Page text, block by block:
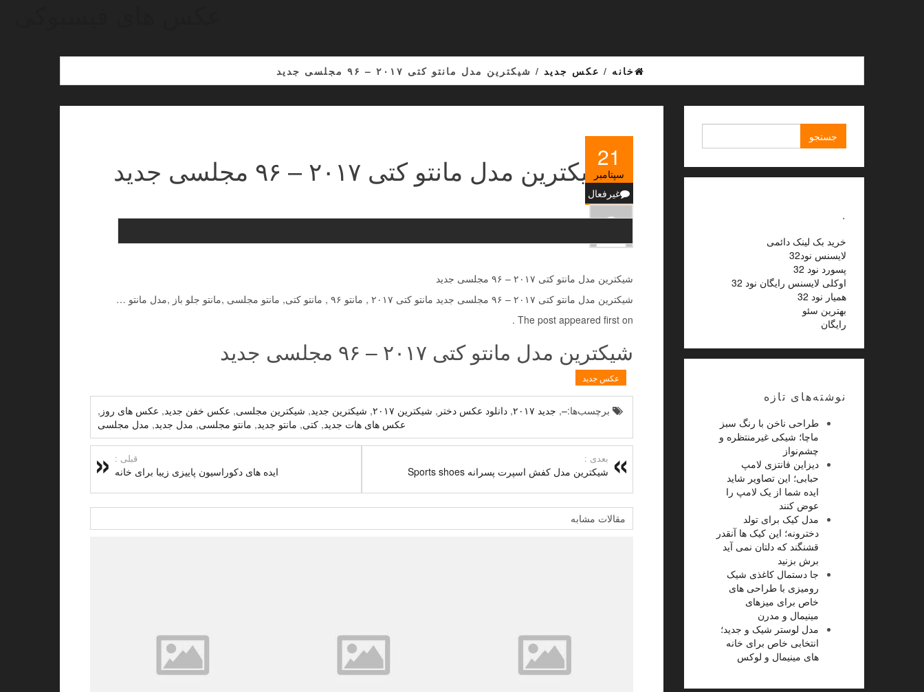
خانه / عکس جدید / شیکترین مدل مانتو کتی ۲۰۱۷ – ۹۶ مجلسی جدید
21
سپتامبر
غیرفعال
شیکترین مدل مانتو کتی ۲۰۱۷ – ۹۶ مجلسی جدید
شیکترین مدل مانتو کتی ۲۰۱۷ – ۹۶ مجلسی جدید
شیکترین مدل مانتو کتی ۲۰۱۷ – ۹۶ مجلسی جدید مانتو کتی ۲۰۱۷ , مانتو ۹۶ , مانتو کتی, مانتو مجلسی ,مانتو جلو باز ,مدل مانتو …
The post appeared first on .
شیکترین مدل مانتو کتی ۲۰۱۷ – ۹۶ مجلسی جدید
عکس جدید
برچسب‌ها:–
, جدید ۲۰۱۷ ,دانلود عکس دختر , شیکترین ۲۰۱۷ , شیکترین جدید, شیکترین مجلسی, عکس خفن جدید, عکس های روز ,
عکس های هات جدید,کتی, مانتو جدید, مانتو مجلسی, مدل جدید, مدل مجلسی
قبلی :
ایده های دکوراسیون پاییزی زیبا برای خانه
بعدی :
شیکترین مدل کفش اسپرت پسرانه Sports shoes
مقالات مشابه
برای:
.
خرید بک لینک دائمی
لایسنس نود32
پسورد نود 32
اوکلی لایسنس رایگان نود 32
همیار نود 32
بهترین سئو
رایگان
نوشته‌های تازه
طراحی ناخن با رنگ سبز
ماچا؛ شیکی غیرمنتظره و
چشم‌نواز
دیزاین فانتزی لامپ
حبابی؛ این تصاویر شاید
ایده شما از یک لامپ را
عوض کنند
مدل کیک برای تولد
دخترونه؛ این کیک ها آنقدر
قشنگند که دلتان نمی آید
برش بزنید
جا دستمال کاغذی شیک
رومیزی با طراحی های
خاص برای میزهای
مینیمال و مدرن
مدل لوستر شیک و جدید؛
انتخابی خاص برای خانه
های مینیمال و لوکس